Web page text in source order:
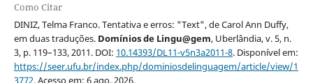
Como Citar
DINIZ, Telma Franco. Tentativa e erros: "Text", de Carol Ann Duffy,
em duas traduções. Domínios de Lingu@gem, Uberlândia, v. 5, n.
3, p. 119–133, 2011. DOI: 10.14393/DL11-v5n3a2011-8. Disponível em:
https://seer.ufu.br/index.php/dominiosdelinguagem/article/view/1
3772. Acesso em: 6 ago. 2026.